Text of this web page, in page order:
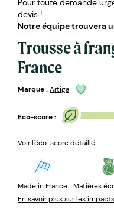
Pour toute demande
devis !
Notre équipe trouvera
Trousse à
France
Marque :Artiga
Eco-score :
Voir l'éco-score détaillé
Made in France
Matières
En savoir plus sur les impacts